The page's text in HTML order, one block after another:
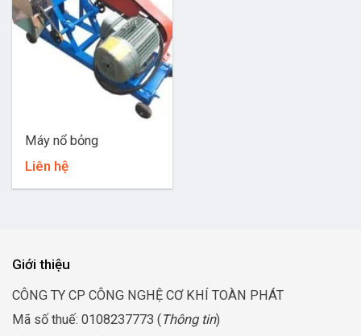
Máy nổ bỏng
Liên hệ
Giới thiệu
CÔNG TY CP CÔNG NGHỆ CƠ KHÍ TOÀN PHÁT
Mã số thuế: 0108237773 (Thông tin)